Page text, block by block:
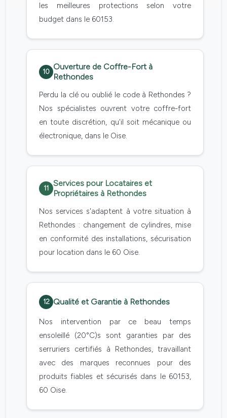
les meilleures protections selon votre
budget dans le 60153.
10
Ouverture de Coffre-Fort à
Rethondes
Perdu la clé ou oublié le code à Rethondes ?
Nos spécialistes ouvrent votre coffre-fort
en toute discrétion, qu'il soit mécanique ou
électronique, dans le Oise.
11
Services pour Locataires et
Propriétaires à Rethondes
Nos services s'adaptent à votre situation à
Rethondes : changement de cylindres, mise
en conformité des installations, sécurisation
pour location dans le 60 Oise.
12 Qualité et Garantie à Rethondes
Nos intervention par ce beau temps
ensoleillé (20°C)s sont garanties par des
serruriers certifiés à Rethondes, travaillant
avec des marques reconnues pour des
produits fiables et sécurisés dans le 60153,
60 Oise.